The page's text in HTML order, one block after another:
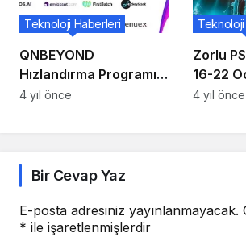
QNBEYOND
Hızlandırma Programı
4. dönem girişimleri
Teknoloji Haberleri
4 yıl önce
Zorlu
16-22
4 yıl önce
Bir Cevap Yaz
E-posta adresiniz yayınlanmayacak.
* ile işaretlenmişlerdir